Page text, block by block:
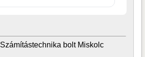
Számítástechnika bolt Miskolc